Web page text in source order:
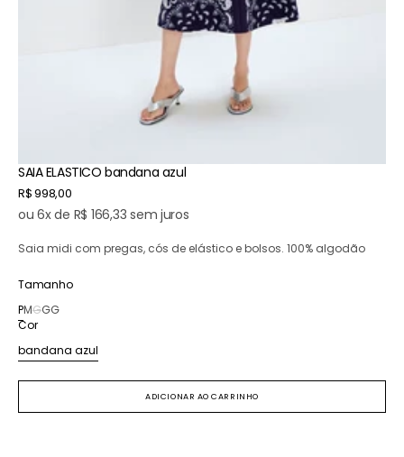
SAIA ELASTICO bandana azul
Preço
normal
R$ 998,00
ou 6x de R$ 166,33 sem juros
Saia midi com pregas, cós de elástico e bolsos. 100% algodão
Tamanho
PVariante
esgotada
ou
indisponível
MVariante
esgotada
ou
indisponível
GVariante
esgotada
ou
indisponível
GGVariante
ou
indisponível
Cor
bandana azul
Variante
ADICIONAR AO CARRINHO